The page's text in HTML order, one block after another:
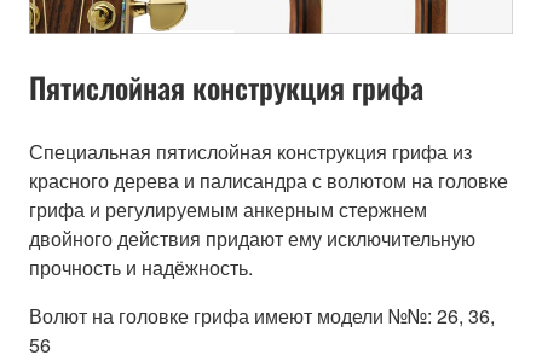
Пятислойная конструкция грифа
Специальная пятислойная конструкция грифа из
красного дерева и палисандра с волютом на головке
грифа и регулируемым анкерным стержнем
двойного действия придают ему исключительную
прочность и надёжность.
Волют на головке грифа имеют модели №№: 26, 36,
56